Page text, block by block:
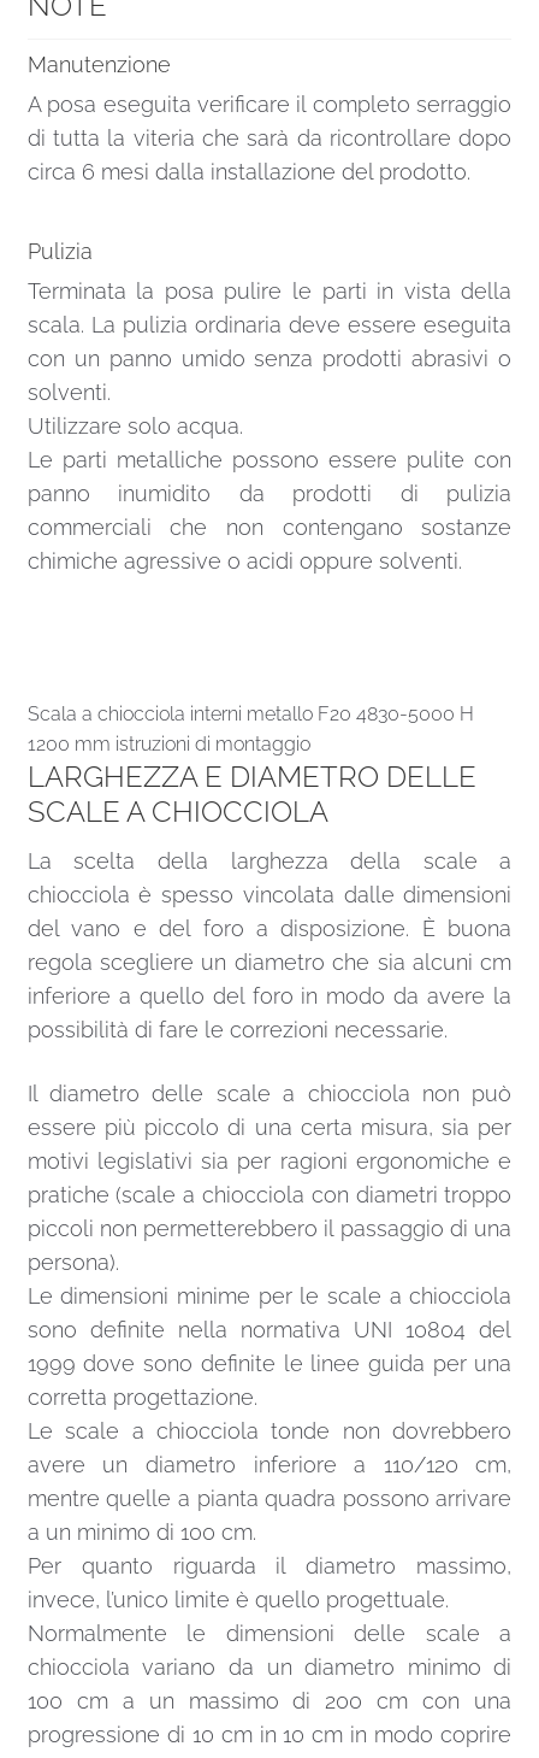
Manutenzione
A posa eseguita verificare il completo serraggio
di tutta la viteria che sarà da ricontrollare dopo
circa 6 mesi dalla installazione del prodotto.
Pulizia
Terminata la posa pulire le parti in vista della
scala. La pulizia ordinaria deve essere eseguita
con un panno umido senza prodotti abrasivi o
solventi.
Utilizzare solo acqua.
Le parti metalliche possono essere pulite con
panno inumidito da prodotti di pulizia
commerciali che non contengano sostanze
chimiche agressive o acidi oppure solventi.
Scala a chiocciola interni metallo F20 4830-5000 H
1200 mm istruzioni di montaggio
LARGHEZZA E DIAMETRO DELLE
SCALE A CHIOCCIOLA
La scelta della larghezza della scale a
chiocciola è spesso vincolata dalle dimensioni
del vano e del foro a disposizione. È buona
regola scegliere un diametro che sia alcuni cm
inferiore a quello del foro in modo da avere la
possibilità di fare le correzioni necessarie.
Il diametro delle scale a chiocciola non può
essere più piccolo di una certa misura, sia per
motivi legislativi sia per ragioni ergonomiche e
pratiche (scale a chiocciola con diametri troppo
piccoli non permetterebbero il passaggio di una
persona).
Le dimensioni minime per le scale a chiocciola
sono definite nella normativa UNI 10804 del
1999 dove sono definite le linee guida per una
corretta progettazione.
Le scale a chiocciola tonde non dovrebbero
avere un diametro inferiore a 110/120 cm,
mentre quelle a pianta quadra possono arrivare
a un minimo di 100 cm.
Per quanto riguarda il diametro massimo,
invece, l’unico limite è quello progettuale.
Normalmente le dimensioni delle scale a
chiocciola variano da un diametro minimo di
100 cm a un massimo di 200 cm con una
progressione di 10 cm in 10 cm in modo coprire